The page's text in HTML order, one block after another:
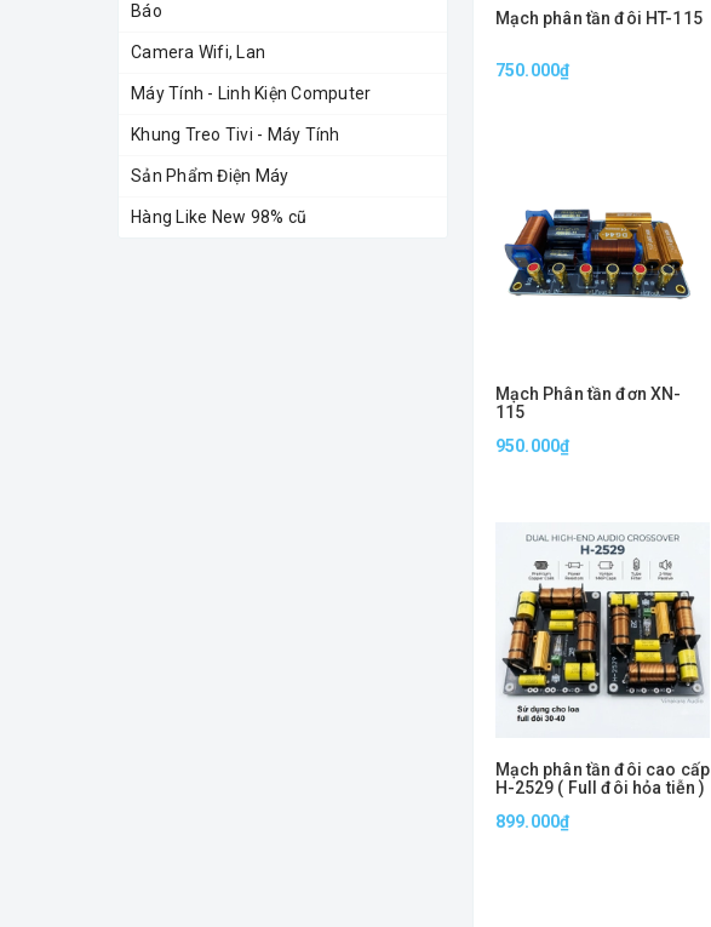
Báo
Camera Wifi, Lan
Máy Tính - Linh Kiện Computer
Khung Treo Tivi - Máy Tính
Sản Phẩm Điện Máy
Hàng Like New 98% cũ
Mạch phân tần đôi HT-115
750.000₫
Mạch Phân tần đơn XN-
115
950.000₫
Mạch phân tần đôi cao cấp
H-2529 ( Full đôi hỏa tiễn )
899.000₫